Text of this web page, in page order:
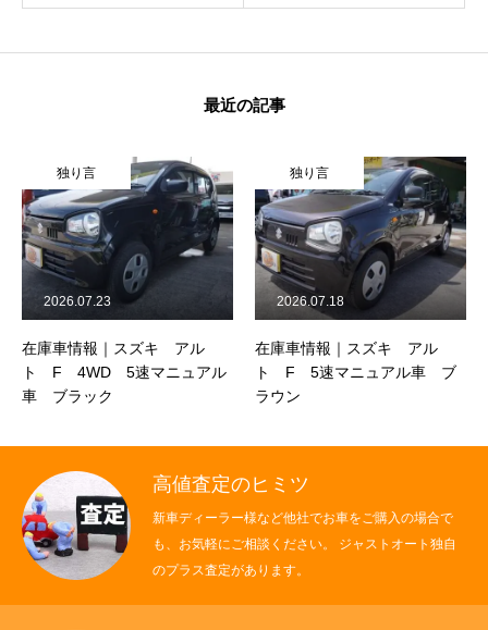
最近の記事
｜スズキ アル
5速マニュアル
ク
独り言
在庫車情報｜スズキ アル
ト F 5速マニュアル車 ブ
独り言
在庫車情
イ KC エア
2026.07.31
高値査定のヒミツ
新車ディーラー様など他社でお車をご購入の場合で
も、お気軽にご相談ください。 ジャストオート独自
のプラス査定があります。